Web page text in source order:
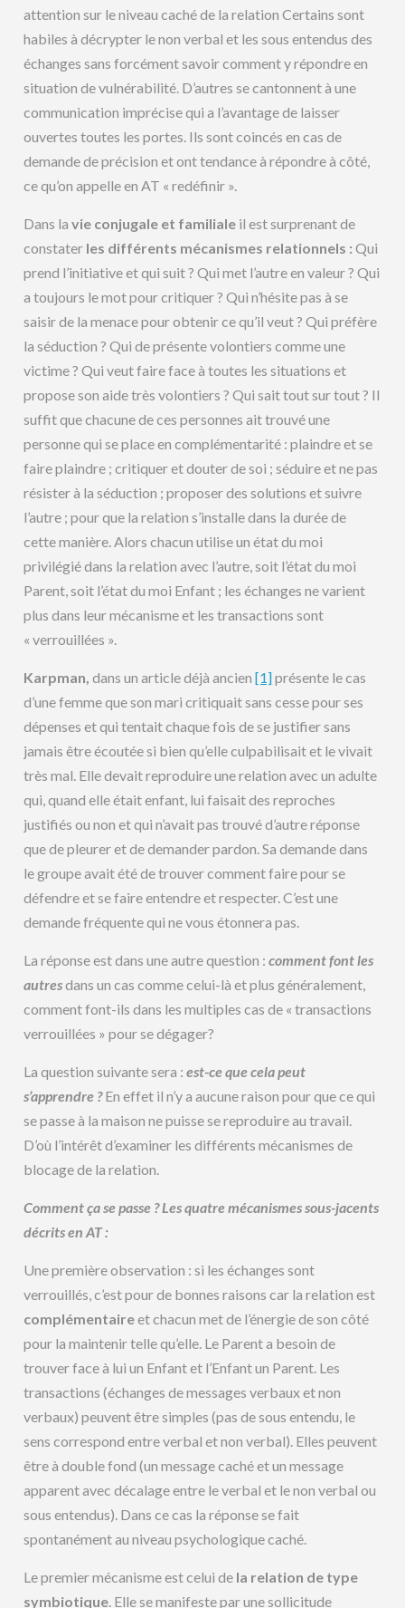
attention sur le niveau caché de la relation Certains sont
habiles à décrypter le non verbal et les sous entendus des
échanges sans forcément savoir comment y répondre en
situation de vulnérabilité. D’autres se cantonnent à une
communication imprécise qui a l’avantage de laisser
ouvertes toutes les portes. Ils sont coincés en cas de
demande de précision et ont tendance à répondre à côté,
ce qu’on appelle en AT « redéfinir ».
Dans lavie conjugale et familiale il est surprenant de
constater les différents mécanismes relationnels : Qui
prend l’initiative et qui suit ? Qui met l’autre en valeur ? Qui
a toujours le mot pour critiquer ? Qui n’hésite pas à se
saisir de la menace pour obtenir ce qu’il veut ? Qui préfère
la séduction ? Qui de présente volontiers comme une
victime ? Qui veut faire face à toutes les situations et
propose son aide très volontiers ? Qui sait tout sur tout ? Il
suffit que chacune de ces personnes ait trouvé une
personne qui se place en complémentarité : plaindre et se
faire plaindre ; critiquer et douter de soi ; séduire et ne pas
résister à la séduction ; proposer des solutions et suivre
l’autre ; pour que la relation s’installe dans la durée de
cette manière. Alors chacun utilise un état du moi
privilégié dans la relation avec l’autre, soit l’état du moi
Parent, soit l’état du moi Enfant ; les échanges ne varient
plus dans leur mécanisme et les transactions sont
« verrouillées ».
Karpman, dans un article déjà ancien[1]présente le cas
d’une femme que son mari critiquait sans cesse pour ses
dépenses et qui tentait chaque fois de se justifier sans
jamais être écoutée si bien qu’elle culpabilisait et le vivait
très mal. Elle devait reproduire une relation avec un adulte
qui, quand elle était enfant, lui faisait des reproches
justifiés ou non et qui n’avait pas trouvé d’autre réponse
que de pleurer et de demander pardon. Sa demande dans
le groupe avait été de trouver comment faire pour se
défendre et se faire entendre et respecter. C’est une
demande fréquente qui ne vous étonnera pas.
La réponse est dans une autre question :comment font les
autresdans un cas comme celui-là et plus généralement,
comment font-ils dans les multiples cas de « transactions
verrouillées » pour se dégager?
La question suivante sera :est-ce que cela peut
s’apprendre ?En effet il n’y a aucune raison pour que ce qui
se passe à la maison ne puisse se reproduire au travail.
D’où l’intérêt d’examiner les différents mécanismes de
blocage de la relation.
Comment ça se passe ? Les quatre mécanismes sous-jacents
décrits en AT :
Une première observation : si les échanges sont
verrouillés, c’est pour de bonnes raisons car la relation est
complémentaireet chacun met de l’énergie de son côté
pour la maintenir telle qu’elle. Le Parent a besoin de
trouver face à lui un Enfant et l’Enfant un Parent. Les
transactions (échanges de messages verbaux et non
verbaux) peuvent être simples (pas de sous entendu, le
sens correspond entre verbal et non verbal). Elles peuvent
être à double fond (un message caché et un message
apparent avec décalage entre le verbal et le non verbal ou
sous entendus). Dans ce cas la réponse se fait
spontanément au niveau psychologique caché.
Le premier mécanisme est celui de la relation de type
symbiotique. Elle se manifeste par une sollicitude